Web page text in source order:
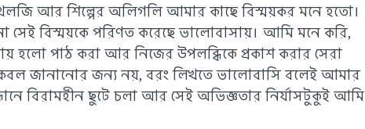
আর শিল্পের অলিগলি আমার কাছে বিস্ময়কর মনে হতো।
সেই বিস্ময়কে পরিণত করেছে ভালোবাসায়। আমি মনে করি,
হলো পাঠ করা আর নিজের উপলব্ধিকে প্রকাশ করার সেরা
জানানোর জন্য নয়, বরং লিখতে ভালোবাসি বলেই আমার
বিরামহীন ছুটে চলা আর সেই অভিজ্ঞতার নির্যাসটুকুই আমি